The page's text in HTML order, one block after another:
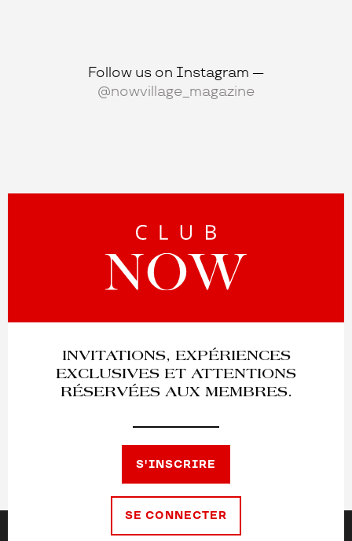
Follow us on Instagram —
@nowvillage_magazine
INVITATIONS, EXPÉRIENCES
EXCLUSIVES ET ATTENTIONS
RÉSERVÉES AUX MEMBRES.
S'INSCRIRE
SE CONNECTER